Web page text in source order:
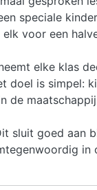
speciale
voor een
elke klas
doel is
de
sluit goed aan